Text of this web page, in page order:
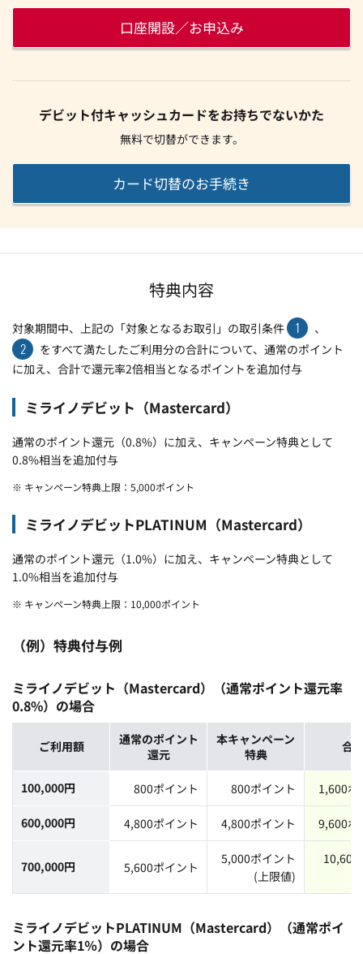
口座開設／お申込み
デビット付キャッシュカードをお持ちでないかた
無料で切替ができます。
カード切替のお手続き
特典内容
対象期間中、上記の「対象となるお取引」の取引条件 1 、
2
をすべて満たしたご利用分の合計について、通常のポイント
に加え、合計で還元率2倍相当となるポイントを追加付与
ミライノデビット（Mastercard）
通常のポイント還元（0.8%）に加え、キャンペーン特典として
0.8%相当を追加付与
※ キャンペーン特典上限：5,000ポイント
ミライノデビットPLATINUM（Mastercard）
通常のポイント還元（1.0%）に加え、キャンペーン特典として
1.0%相当を追加付与
※ キャンペーン特典上限：10,000ポイント
（例）特典付与例
ミライノデビット（Mastercard）（通常ポイント還元率
0.8%）の場合
100,000円 800ポイント 800ポイント 1,600ポ
600,000円 4,800ポイント 4,800ポイント 9,600ポ
700,000円 5,600ポイント
5,000ポイント
(上限値)
10,600
ご利用額
通常のポイント
還元
本キャンペーン
特典
合
ご利用額
通常のポイント
還元
本キャンペーン
特典
合
ご利用額
通常のポイント
還元
本キャンペーン
特典
合
ミライノデビットPLATINUM（Mastercard）（通常ポイ
ント還元率1％）の場合